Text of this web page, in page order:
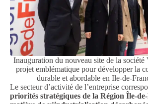
Inauguration du nouveau site de la société
projet emblématique pour développer la
durable et abordable en Ile-de-
Le secteur d’activité de l’entreprise
priorités stratégiques de la Région Île-